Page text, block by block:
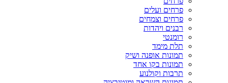
פרחים ועלים
פרחים וצמחים
רבנים ויהדות
רומנטי
תלת מימד
תמונות אופנה ושיק
תמונות בקו אחד
תרבות וקולנוע